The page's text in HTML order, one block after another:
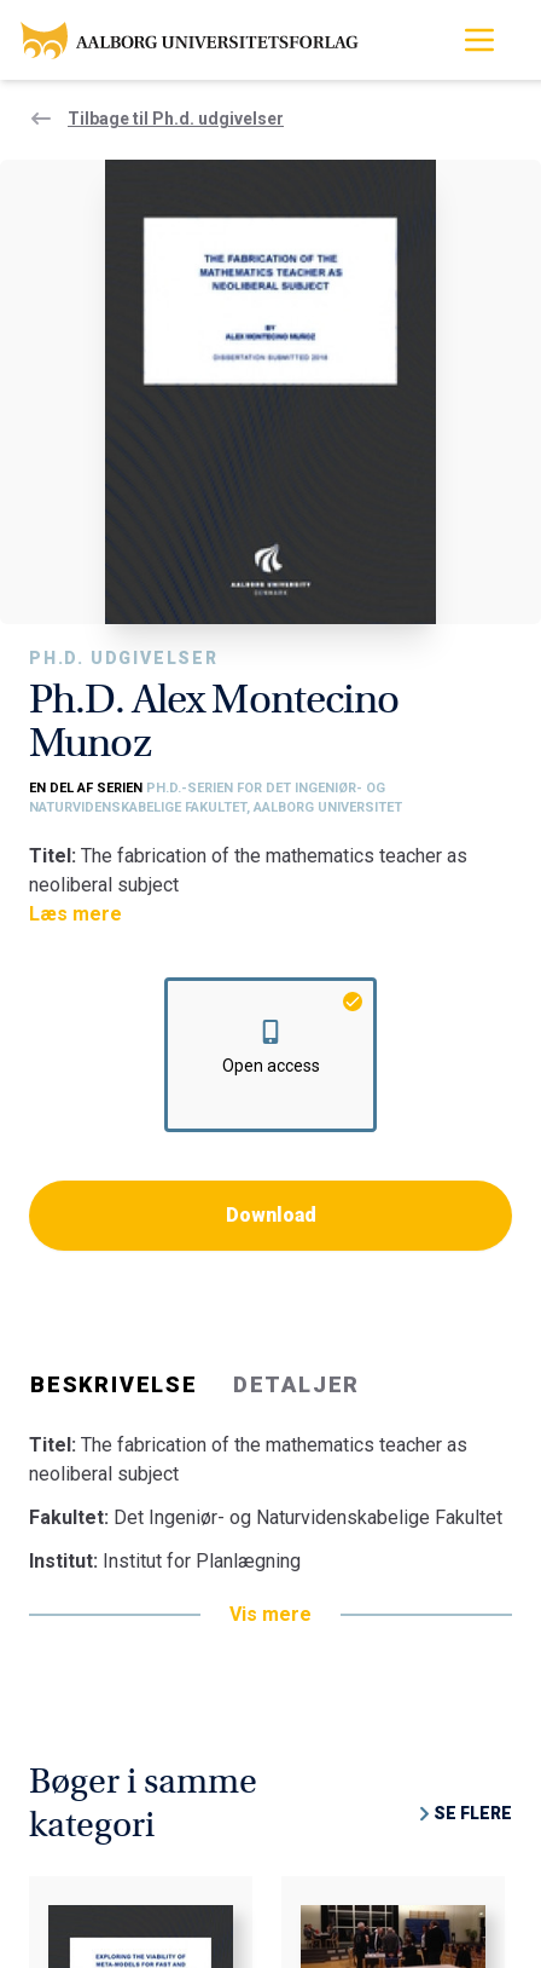
Tilbage til Ph.d. udgivelser
PH.D. UDGIVELSER
Ph.D. Alex Montecino
Munoz
EN DEL AF SERIEN PH.D.-SERIEN FOR DET INGENIØR- OG
NATURVIDENSKABELIGE FAKULTET, AALBORG UNIVERSITET
Titel: The fabrication of the mathematics teacher as
neoliberal subject
Fakultet:Det Ingeniør- og Naturvidenskabelige Fakultet
Læs mere
Open access
Download
BESKRIVELSE DETALJER
Titel: The fabrication of the mathematics teacher as
neoliberal subject
Fakultet: Det Ingeniør- og Naturvidenskabelige Fakultet
Institut: Institut for Planlægning
Vis mere
Bøger i samme
kategori
SE FLERE